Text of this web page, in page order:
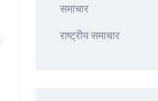
समाचार
राष्ट्रीय समाचार